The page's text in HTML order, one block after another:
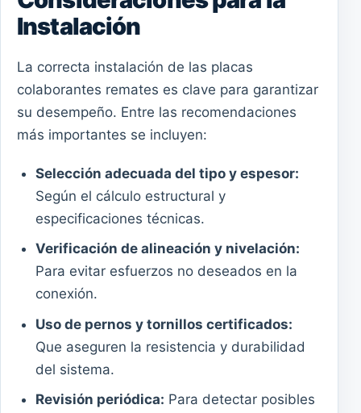
Instalación
La correcta instalación de las placas
colaborantes remates es clave para garantizar
su desempeño. Entre las recomendaciones
más importantes se incluyen:
Selección adecuada del tipo y espesor:
Según el cálculo estructural y
especificaciones técnicas.
Verificación de alineación y nivelación:
Para evitar esfuerzos no deseados en la
conexión.
Uso de pernos y tornillos certificados:
Que aseguren la resistencia y durabilidad
del sistema.
Revisión periódica: Para detectar posibles